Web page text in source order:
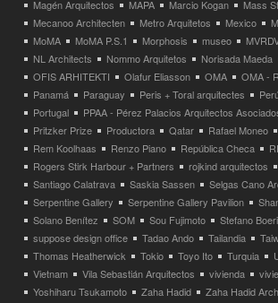
Magén Arquitectos
MAPA Marcio Kogan Mass
Mecanoo Architecten
Metro Arquitetos Mexico
MoMA
MoMA P.S.1 Morphosis museo
NL Architects
Nommo Arquitetos Norisada Maeda
OFIS ARHITEKTI
Olafur Eliasson OMA OMA -
Panamá
Paraguay Peris + Toral arquitectes
Portugal
PPAA - Pérez Palacios Arquitectos
Pritzker Prize
Productora Qatar Rafael Moneo
Rem Koolhaas
Renzo Piano República Checa
Rogers Stirk Harbour + Partners
rojkind arquitectos
Santiago Calatrava
Saskia Sassen Selgas Cano
Serpentine Gallery
Serpentine Gallery Pavilion
Solano Benítez
SOM Sou Fujimoto Stefano Boeri
suppose design office
Tadao Ando Tailandia
Thomas Heatherwick
Tokio Toyo Ito Turquia
Vietnam
Vila Sebastián Arquitectos vivienda
Yoshiharu Tsukamoto
Zaha Hadid Zaha Hadid